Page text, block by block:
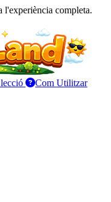
l'experiència completa.
Com Utilitzar